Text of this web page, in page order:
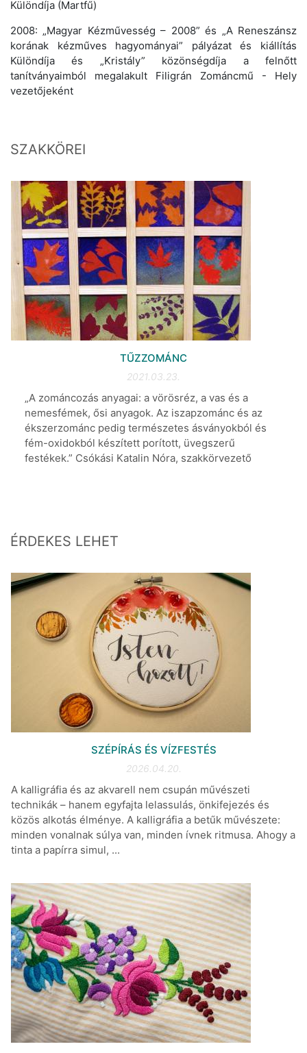
Különdíja (Martfű)
2008: „Magyar Kézművesség – 2008” és „A Reneszánsz
korának kézműves hagyományai” pályázat és kiállítás
Különdíja és „Kristály” közönségdíja a felnőtt
tanítványaimból megalakult Filigrán Zománcmű - Hely
vezetőjeként
SZAKKÖREI
TŰZZOMÁNC
2021.03.23.
„A zománcozás anyagai: a vörösréz, a vas és a
nemesfémek, ősi anyagok. Az iszapzománc és az
ékszerzománc pedig természetes ásványokból és
fém-oxidokból készített porított, üvegszerű
festékek.” Csókási Katalin Nóra, szakkörvezető
ÉRDEKES LEHET
SZÉPÍRÁS ÉS VÍZFESTÉS
2026.04.20.
A kalligráfia és az akvarell nem csupán művészeti
technikák – hanem egyfajta lelassulás, önkifejezés és
közös alkotás élménye. A kalligráfia a betűk művészete:
minden vonalnak súlya van, minden ívnek ritmusa. Ahogy a
tinta a papírra simul, ...